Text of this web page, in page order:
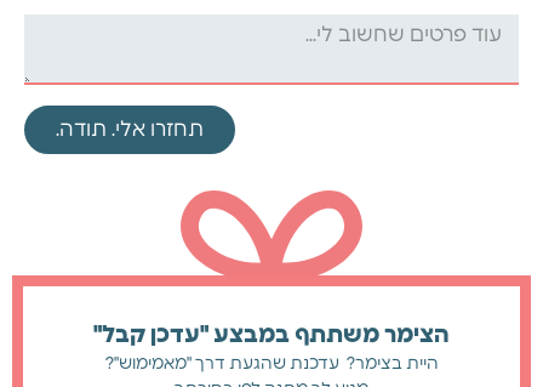
תחזרו אלי. תודה.
הצימר משתתף במבצע "עדכן קבל"
היית בצימר? עדכנת שהגעת דרך "מאמימוש"?